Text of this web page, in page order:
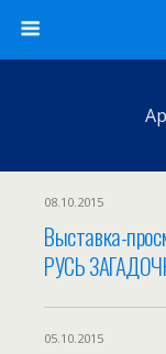
08.10.2015
Выставка-
РУСЬ
05.10.2015